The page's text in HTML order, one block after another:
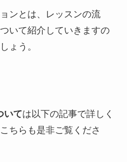
ンとは、レッスンの流
いて紹介していきますの
ょう。
いては以下の記事で詳しく
ちらも是非ご覧くださ